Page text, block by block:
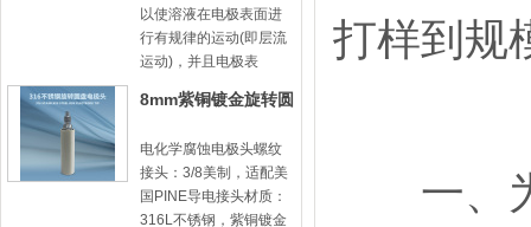
以使溶液在电极表面进
行有规律的运动(即层流
运动)，并且电极表
8mm紫铜镀金旋转圆
电化学腐蚀电极头螺纹
接头：3/8美制，适配美
国PINE导电接头材质：
316L不锈钢，紫铜镀金
打样到规
一、为